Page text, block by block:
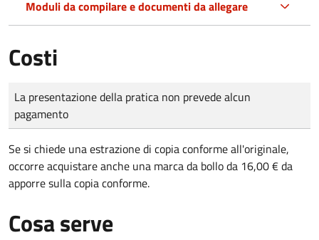
Moduli da compilare e documenti da allegare
Costi
Tipo di pagamento
Importo
La presentazione della pratica non prevede alcun
pagamento
Se si chiede una estrazione di copia conforme all'originale,
occorre acquistare anche una marca da bollo da 16,00 € da
apporre sulla copia conforme.
Cosa serve